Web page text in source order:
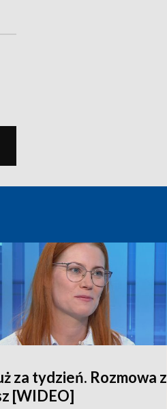
za tydzień. Rozmowa z
[WIDEO]